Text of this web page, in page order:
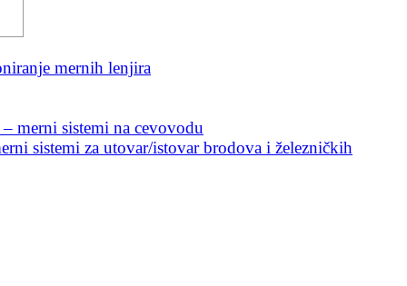
mernih lenjira
merni sistemi na cevovodu
sistemi za utovar/istovar brodova i železničkih